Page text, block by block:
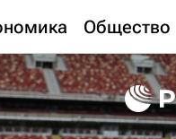
Общество